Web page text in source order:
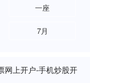
一座
7月
网上开户-手机炒股开